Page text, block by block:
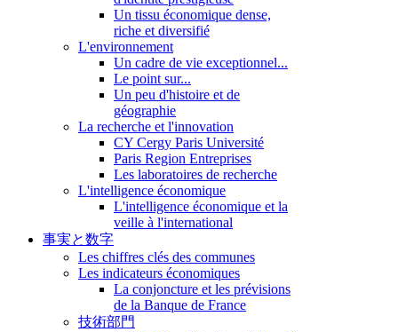
Un tissu économique dense,
riche et diversifié
L'environnement
Un cadre de vie exceptionnel...
Le point sur...
Un peu d'histoire et de
géographie
La recherche et l'innovation
CY Cergy Paris Université
Paris Region Entreprises
Les laboratoires de recherche
L'intelligence économique
L'intelligence économique et la
veille à l'international
事実と数字
Les chiffres clés des communes
Les indicateurs économiques
La conjoncture et les prévisions
de la Banque de France
技術部門